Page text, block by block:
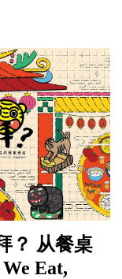
？ 从餐桌
Eat,